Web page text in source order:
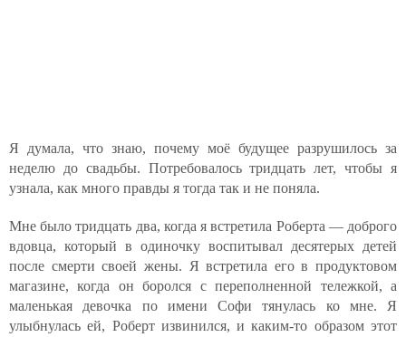
Я думала, что знаю, почему моё будущее разрушилось за
неделю до свадьбы. Потребовалось тридцать лет, чтобы я
узнала, как много правды я тогда так и не поняла.
Мне было тридцать два, когда я встретила Роберта — доброго
вдовца, который в одиночку воспитывал десятерых детей
после смерти своей жены. Я встретила его в продуктовом
магазине, когда он боролся с переполненной тележкой, а
маленькая девочка по имени Софи тянулась ко мне. Я
улыбнулась ей, Роберт извинился, и каким-то образом этот